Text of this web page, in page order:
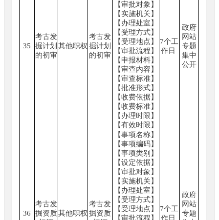
35
考古发
掘计划
的初审
其他职权
考古发
掘计划
的初审
【审批对象】
【实施机关】
【办理处室】
【受理方式】
【受理地点】
【审批流程】
【申报材料】
【审查内容】
【审查标准】
【批准形式】
【收费依据】
【收费标准】
【办理时限】
【有效时限】
7个工
作日
政府
网站
专题
集中
公开
36
考古发
掘资质其他职权
考古发
掘资质
【事项名称】
【事项编码】
【事项类别】
【设定依据】
【审批对象】
【实施机关】
【办理处室】
【受理方式】
【受理地点】
【审批流程】
7个工
作日
政府
网站
专题